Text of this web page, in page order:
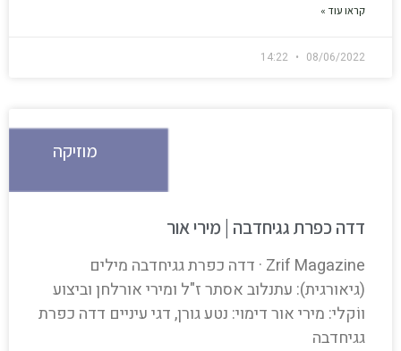
קראו עוד »
08/06/2022
מוזיקה
דדה כפרת גגיחדבה | מירי אור
Zrif Magazine · דדה כפרת גגיחדבה מילים
(גיאורגית): עתנלוב אסתר ז"ל ומירי אורלחן וביצוע
ווֹקלי: מירי אור דימוי: נטע גורן, דגי עיניים דדה כפרת
גגיחדבה